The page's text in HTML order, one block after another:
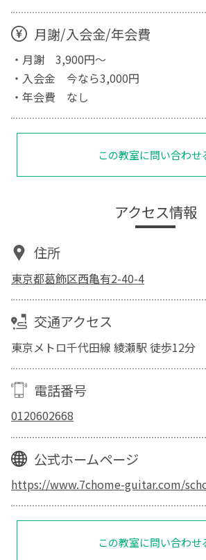
月謝/入会金/年会費
・月謝 3,900円〜
・入会金 今なら3,000円
・年会費 なし
この教室に問い合わせ
アクセス情報
住所
東京都葛飾区西亀有2-40-4
交通アクセス
東京メトロ千代田線 綾瀬駅 徒歩12分
電話番号
0120602668
公式ホームページ
https://www.7chome-guitar.com/
この教室に問い合わせ